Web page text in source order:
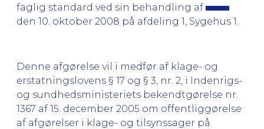
faglig standard ved sin behandling af
den 10. oktober 2008 på afdeling 1, Sygehus 1.
Denne afgørelse vil i medfør af klage- og
erstatningslovens § 17 og § 3, nr. 2, i Indenrigs-
og sundhedsministeriets bekendtgørelse nr.
1367 af 15. december 2005 om offentliggørelse
af afgørelser i klage- og tilsynssager på